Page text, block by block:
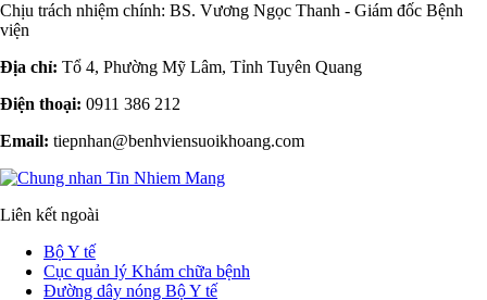
Chịu trách nhiệm chính: BS. Vương Ngọc Thanh - Giám đốc Bệnh
viện
Địa chỉ: Tổ 4, Phường Mỹ Lâm, Tỉnh Tuyên Quang
Điện thoại: 0911 386 212
Email: tiepnhan@benhviensuoikhoang.com
Liên kết ngoài
Bộ Y tế
Cục quản lý Khám chữa bệnh
Đường dây nóng Bộ Y tế